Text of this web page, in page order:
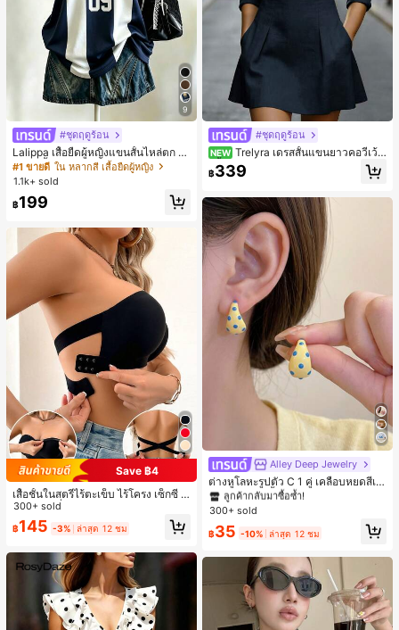
9
#ชุดฤดูร้อน
Lalippa เสื้อยืดผู้หญิงแขนสั้นไหล่ตก ค
อวีปกเสื้อ ลายพิมพ์ดิจิทัลลายทาง สไตล์
สปอร์ตแฟชั่นมินิมอล ของขวัญสำหรับเ
พื่อน
#1 ขายดี ใน หลากสี เสื้อยืดผู้หญิง
1.1k+ sold
฿199
Save ฿4
เสื้อชั้นในสตรีไร้ตะเข็บ ไร้โครง เซ็กซี่ ด้
านข้างไม่ลื่น แผ่นรองถอดได้ ลายไขว้ห
ลัง ไร้สาย สบายตลอดวัน
300+ sold
฿145 -3% ล่าสุด 12 ชม
#ชุดฤดูร้อน
NEW Trelyra เดรสสั้นแขนยาวคอวีเว้า
สีพื้นสำหรับผู้หญิง
฿339
Alley Deep Jewelry
ต่างหูโลหะรูปตัว C 1 คู่ เคลือบหยดสีเห
ลือง ลายจุดสีน้ำเงิน สไตล์ยุโรปและอเม
ริกัน แฟชั่นส่วนตัว หวานและสง่างาม
ดินทาง งานแต่งงาน ปาร์ตี้ วันเกิด ของ
#1 ขายดี ใน โบโฮ ต่างหูผู้หญิง
ลูกค้ากลับมาซื้อซ้ำ!
เกือบหมดแล้ว!
#1 ขายดี ใน โบโฮ ต่างหูผู้หญิง
ลูกค้ากลับมาซื้อซ้ำ!
เกือบหมดแล้ว!
#1 ขายดี ใน โบโฮ ต่างหูผู้หญิง
ลูกค้ากลับมาซื้อซ้ำ!
เกือบหมดแล้ว!
#1 ขายดี
ใน โบโฮ ต่างหูผู้หญิง
ลูกค้ากลับมาซื้อซ้ำ!
เกือบหมดแล้ว!
300+ sold
฿35 -10% ล่าสุด 12 ชม